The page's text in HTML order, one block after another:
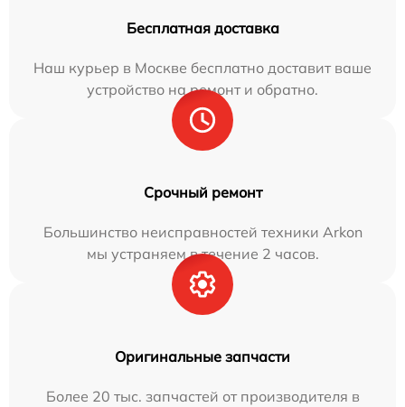
Бесплатная доставка
Наш курьер в Москве бесплатно доставит ваше
устройство на ремонт и обратно.
Срочный ремонт
Большинство неисправностей техники Arkon
мы устраняем в течение 2 часов.
Оригинальные запчасти
Более 20 тыс. запчастей от производителя в